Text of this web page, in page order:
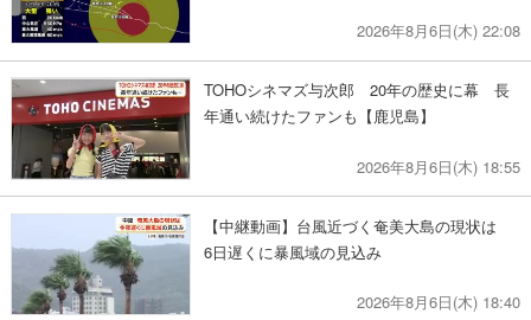
2026年8月6日(木) 22:08
TOHOシネマズ与次郎 20年の歴史に幕 長
年通い続けたファンも【鹿児島】
2026年8月6日(木) 18:55
【中継動画】台風近づく奄美大島の現状は
6日遅くに暴風域の見込み
2026年8月6日(木) 18:40